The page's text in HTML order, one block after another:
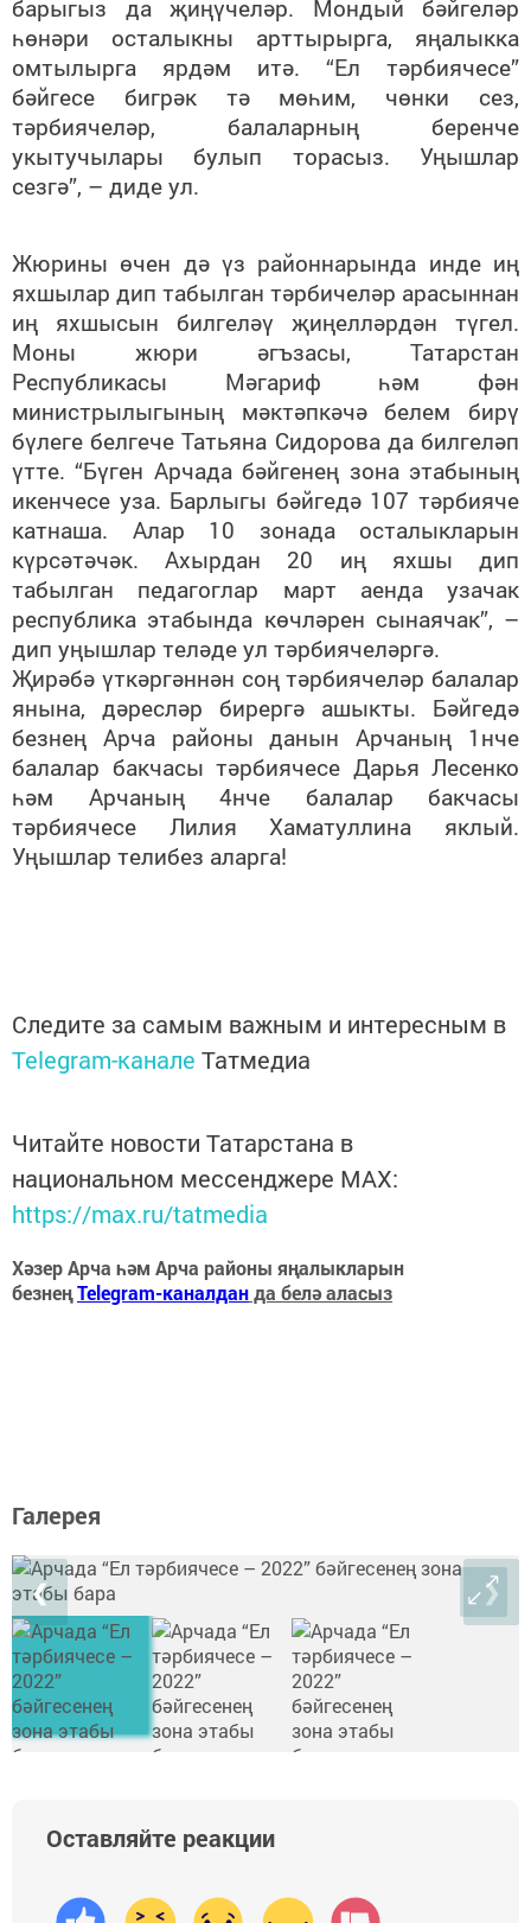
барыгыз да җиңүчеләр. Мондый бәйгеләр
һөнәри осталыкны арттырырга, яңалыкка
омтылырга ярдәм итә. “Ел тәрбиячесе”
бәйгесе бигрәк тә мөһим, чөнки сез,
тәрбиячеләр, балаларның беренче
укытучылары булып торасыз. Уңышлар
сезгә”, – диде ул.
Жюрины өчен дә үз районнарында инде иң
яхшылар дип табылган тәрбичеләр арасыннан
иң яхшысын билгеләү җиңелләрдән түгел.
Моны жюри әгъзасы, Татарстан
Республикасы Мәгариф һәм фән
министрылыгының мәктәпкәчә белем бирү
бүлеге белгече Татьяна Сидорова да билгеләп
үтте. “Бүген Арчада бәйгенең зона этабының
икенчесе уза. Барлыгы бәйгедә 107 тәрбияче
катнаша. Алар 10 зонада осталыкларын
күрсәтәчәк. Ахырдан 20 иң яхшы дип
табылган педагоглар март аенда узачак
республика этабында көчләрен сынаячак”, –
дип уңышлар теләде ул тәрбиячеләргә.
Җирәбә үткәргәннән соң тәрбиячеләр балалар
янына, дәресләр бирергә ашыкты. Бәйгедә
безнең Арча районы данын Арчаның 1нче
балалар бакчасы тәрбиячесе Дарья Лесенко
һәм Арчаның 4нче балалар бакчасы
тәрбиячесе Лилия Хаматуллина яклый.
Уңышлар телибез аларга!
Следите за самым важным и интересным в
Telegram-канале Татмедиа
Читайте новости Татарстана в
национальном мессенджере MАХ:
https://max.ru/tatmedia
Хәзер Арча һәм Арча районы яңалыкларын
безнеңTelegram-каналданда белә аласыз
Галерея
❮ ❯
Оставляйте реакции